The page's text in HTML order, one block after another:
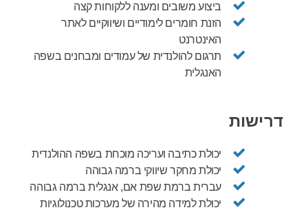
ביצוע משובים ומענה ללקוחות קצה
הזנת חומרים לימודיים ושיווקיים לאתר
האינטרנט
תרגום להולנדית של עמודים ומבחנים בשפה
האנגלית
דרישות
יכולת כתיבה ועריכה מוכחת בשפה ההולנדית
יכולת מחקר שיווקי ברמה גבוהה
עברית ברמת שפת אם, אנגלית ברמה גבוהה
יכולת למידה מהירה של מערכות טכנולוגיות